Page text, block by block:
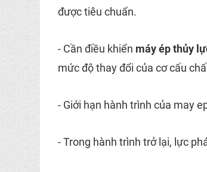
được tiêu chuẩn.
- Cần điều khiển máy ép thủy
mức độ thay đổi của cơ cấu
- Giới hạn hành trình của may
- Trong hành trình trở lại, lực